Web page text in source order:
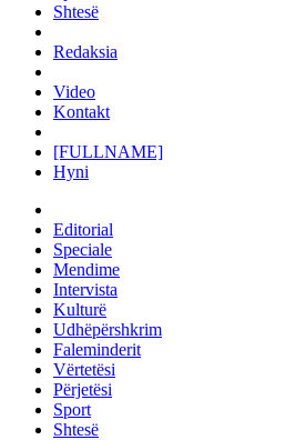
Shtesë
Redaksia
Video
Kontakt
[FULLNAME]
Hyni
Editorial
Speciale
Mendime
Intervista
Kulturë
Udhëpërshkrim
Faleminderit
Vërtetësi
Përjetësi
Sport
Shtesë